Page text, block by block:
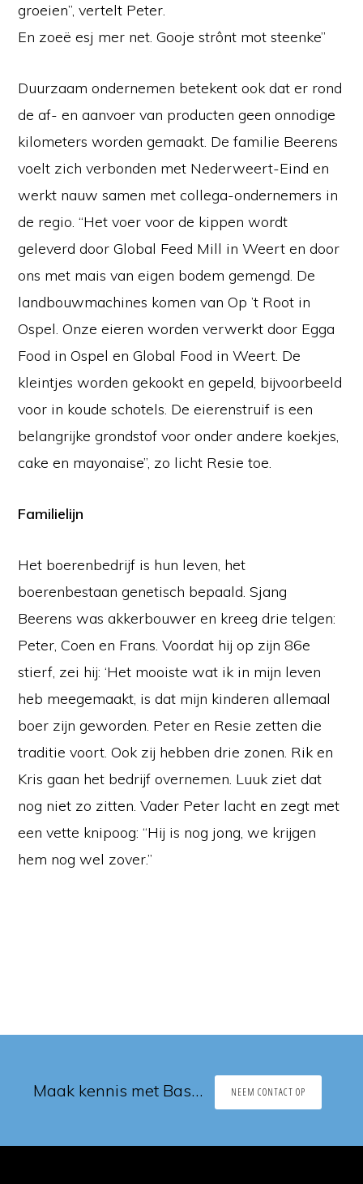
groeien”, vertelt Peter.
En zoeë esj mer net. Gooje strônt mot steenke”
Duurzaam ondernemen betekent ook dat er rond
de af- en aanvoer van producten geen onnodige
kilometers worden gemaakt. De familie Beerens
voelt zich verbonden met Nederweert-Eind en
werkt nauw samen met collega-ondernemers in
de regio. “Het voer voor de kippen wordt
geleverd door Global Feed Mill in Weert en door
ons met mais van eigen bodem gemengd. De
landbouwmachines komen van Op ’t Root in
Ospel. Onze eieren worden verwerkt door Egga
Food in Ospel en Global Food in Weert. De
kleintjes worden gekookt en gepeld, bijvoorbeeld
voor in koude schotels. De eierenstruif is een
belangrijke grondstof voor onder andere koekjes,
cake en mayonaise”, zo licht Resie toe.
Familielijn
Het boerenbedrijf is hun leven, het
boerenbestaan genetisch bepaald. Sjang
Beerens was akkerbouwer en kreeg drie telgen:
Peter, Coen en Frans. Voordat hij op zijn 86e
stierf, zei hij: ‘Het mooiste wat ik in mijn leven
heb meegemaakt, is dat mijn kinderen allemaal
boer zijn geworden. Peter en Resie zetten die
traditie voort. Ook zij hebben drie zonen. Rik en
Kris gaan het bedrijf overnemen. Luuk ziet dat
nog niet zo zitten. Vader Peter lacht en zegt met
een vette knipoog: “Hij is nog jong, we krijgen
hem nog wel zover.”
Maak kennis met Bas… NEEM CONTACT OP